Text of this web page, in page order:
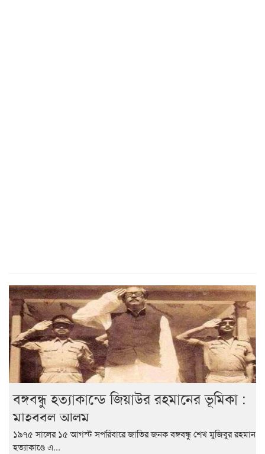
বঙ্গবন্ধু হত্যাকান্ডে জিয়াউর রহমানের ভূমিকা :
মাহবুবুল আলম
১৯৭৫ সালের ১৫ আগস্ট সপরিবারে জাতির জনক বঙ্গবন্ধু শেখ মুজিবুর রহমান
হত্যাকাণ্ডে এ...